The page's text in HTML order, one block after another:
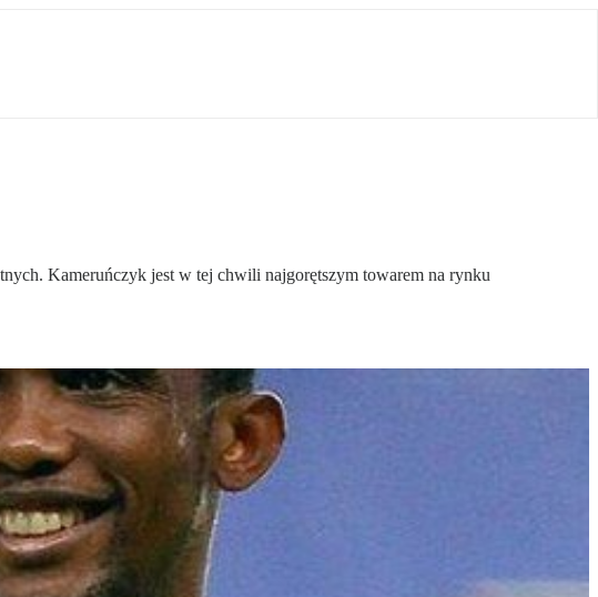
Kameruńczyk jest w tej chwili najgorętszym towarem na rynku